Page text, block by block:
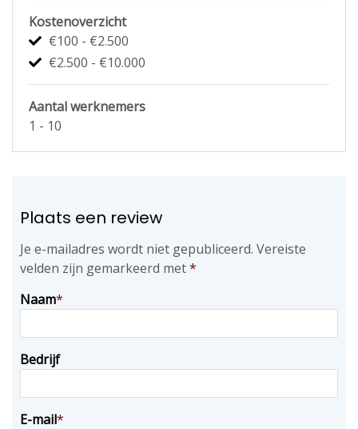
Kostenoverzicht
€100 - €2.500
€2.500 - €10.000
Aantal werknemers
1 - 10
Plaats een review
Je e-mailadres wordt niet gepubliceerd. Vereiste
velden zijn gemarkeerd met*
Naam*
Bedrijf
E-mail*